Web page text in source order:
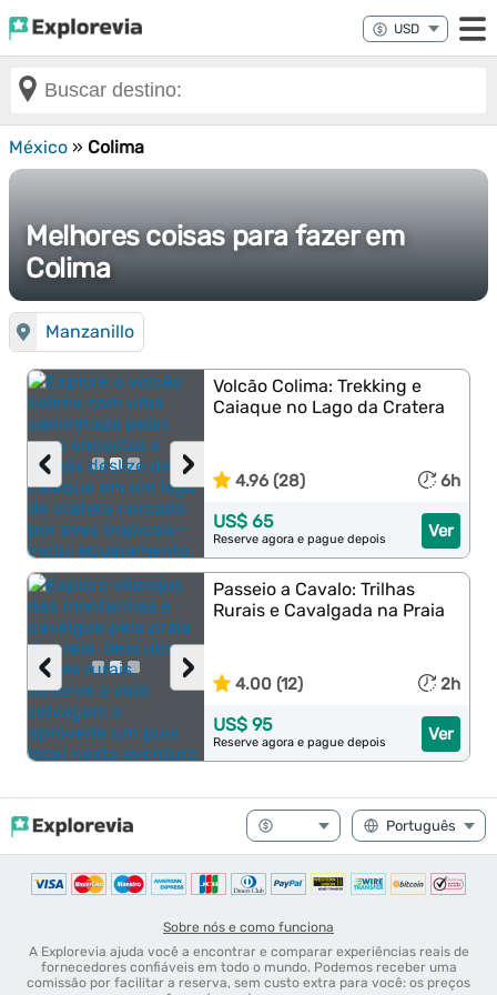
México » Colima
Melhores coisas para fazer em
Colima
Manzanillo
›
‹
Volcão Colima: Trekking e
Caiaque no Lago da Cratera
4.96 (28) 6h
Ver
US$ 65
Reserve agora e pague depois
›
‹
Passeio a Cavalo: Trilhas
Rurais e Cavalgada na Praia
4.00 (12) 2h
Ver
US$ 95
Reserve agora e pague depois
Sobre nós e como funciona
A Explorevia ajuda você a encontrar e comparar experiências reais de
fornecedores confiáveis em todo o mundo. Podemos receber uma
comissão por facilitar a reserva, sem custo extra para você: os preços